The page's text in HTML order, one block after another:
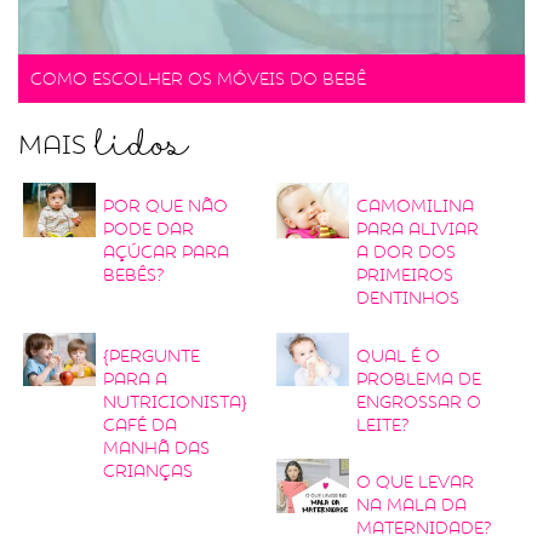
Como escolher os móveis do bebê
Maislidos
Por que não
pode dar
açúcar para
bebês?
Camomilina
para aliviar
a dor dos
primeiros
dentinhos
{Pergunte
para a
nutricionista}
Café da
manhã das
crianças
Qual é o
problema de
engrossar o
leite?
O que levar
na mala da
maternidade?